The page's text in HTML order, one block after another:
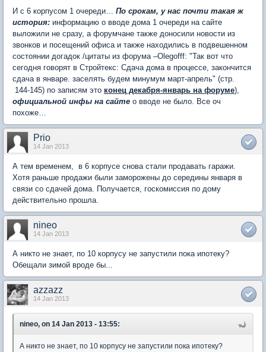
И с 6 корпусом 1 очереди… По срокам, у нас почти такая ж
история: информацию о вводе дома 1 очереди на сайте
выложили не сразу, а форумчане также доносили новости из
звонков и посещений офиса и также находились в подвешенном
состоянии догадок /цитаты из форума –Olegofff: "Так вот что
сегодня говорят в Стройтекс: Сдача дома в процессе, закончится
сдача в январе. заселять будем минумум март-апрель" (стр.
144-145) по записям это конец декабря-январь на форуме),
официальной инфы на сайте о вводе не было. Все оч
похоже…
Prio
14 Jan 2013
А тем временем, в 6 корпусе снова стали продавать гаражи.
Хотя раньше продажи были заморожены до середины января в
связи со сдачей дома. Получается, госкомиссия по дому
действительно прошла.
nineo
14 Jan 2013
А никто не знает, по 10 корпусу не запустили пока ипотеку?
Обещали зимой вроде бы...
azzazz
14 Jan 2013
nineo, on 14 Jan 2013 - 13:55:
А никто не знает, по 10 корпусу не запустили пока ипотеку?